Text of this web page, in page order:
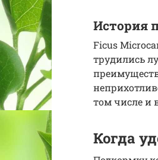
История
Ficus
трудились
том числе и
Когда